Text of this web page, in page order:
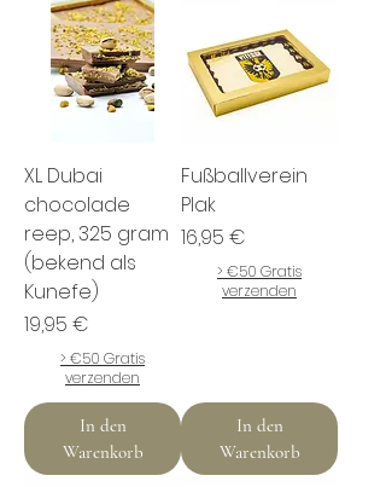
XL Dubai
chocolade
reep, 325 gram
(bekend als
Kunefe)
Preis
19,95 €
> €50 Gratis
verzenden
In den
Warenkorb
Fußballverein
Plak
Preis
16,95 €
> €50 Gratis
verzenden
In den
Warenkorb